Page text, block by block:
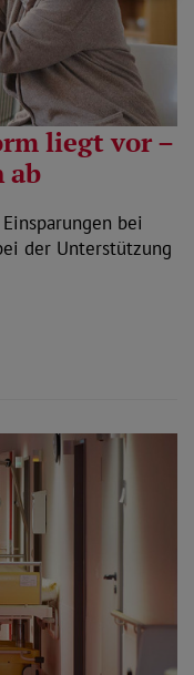
liegt vor –
ab
bei
der Unterstützung